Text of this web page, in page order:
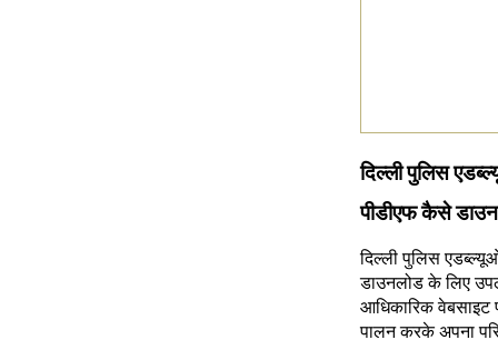
दिल्ली पुलिस
पीडीएफ कैसे
दिल्ली पुलिस
डाउनलोड के लिए
आधिकारिक वेबसाइट
पालन करके अपना